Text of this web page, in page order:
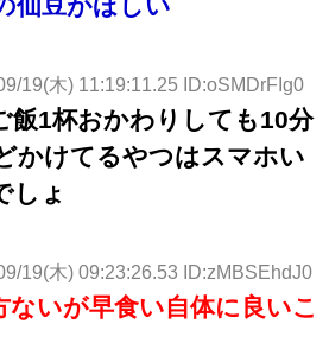
19(木) 11:19:11.25 ID:oSMDrFIg0
飯1杯おかわりしても10分
かけてるやつはスマホい
しょ
19(木) 09:23:26.53 ID:zMBSEhdJ0
ないが早食い自体に良いこ